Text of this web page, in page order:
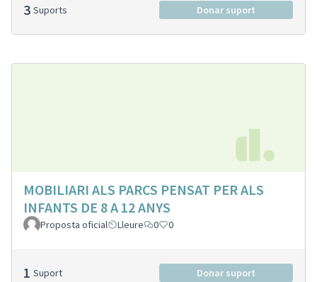
3 Suports Donar suport
MOBILIARI ALS PARCS PENSAT PER ALS
INFANTS DE 8 A 12 ANYS
Proposta oficial Lleure 0 0
1 Suport Donar suport